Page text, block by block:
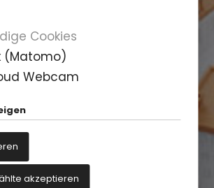
Cookies
(Matomo)
Webcam
akzeptieren